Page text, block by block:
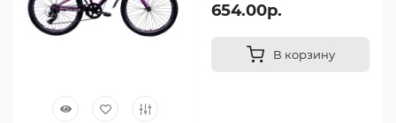
654.00р.
В корзину